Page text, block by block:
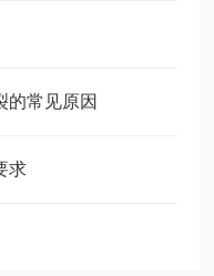
的常见原因
求